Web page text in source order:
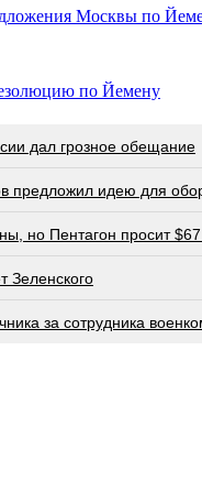
Москвы по
по Йемену
дал грозное обещание
предложил идею для
но Пентагон просит
Зеленского
за сотрудника